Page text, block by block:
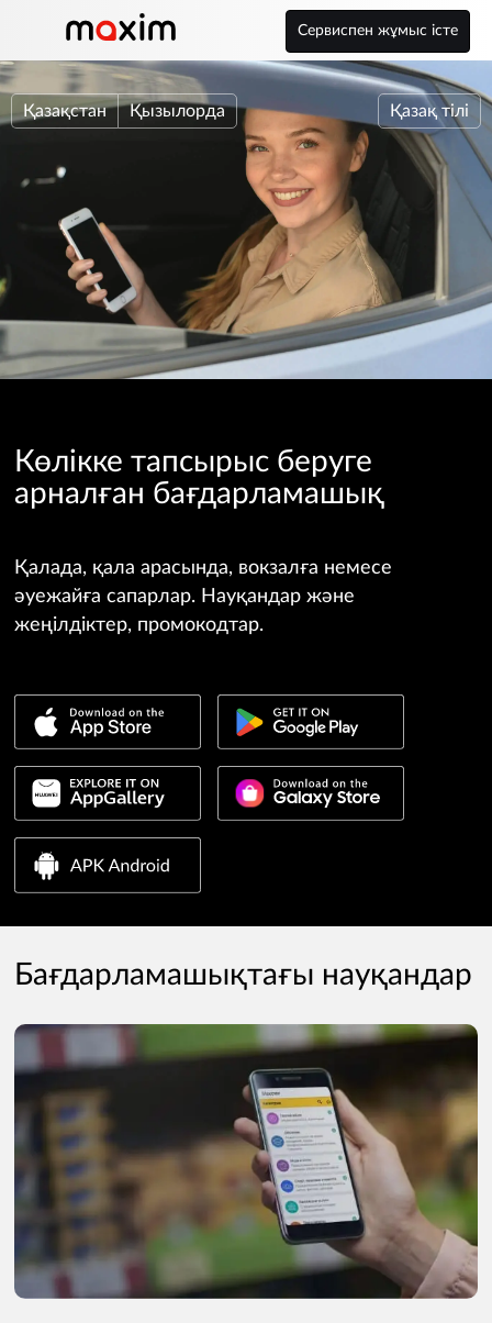
Сервиспен жұмыс істе
Қазақстан Қызылорда Қазақ тілі
Көлікке тапсырыс беруге
арналған бағдарламашық
Қалада, қала арасында, вокзалға немесе
әуежайға сапарлар. Науқандар және
жеңілдіктер, промокодтар.
Бағдарламашықтағы науқандар